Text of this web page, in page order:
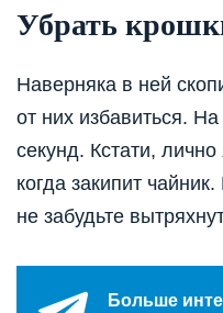
Убрать
Наверняка в ней
от них избавиться.
секунд. Кстати,
когда закипит
не забудьте
Больше